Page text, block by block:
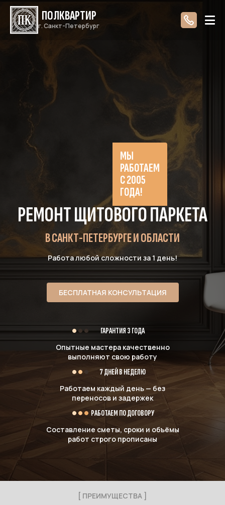
ПОЛКВАРТИР
г. Санкт-Петербург
РЕМОНТ ЩИТОВОГО ПАРКЕТА
В САНКТ-ПЕТЕРБУРГЕ И ОБЛАСТИ
Работа любой сложности за 1 день!
БЕСПЛАТНАЯ КОНСУЛЬТАЦИЯ
МЫ
РАБОТАЕМ
С 2005
ГОДА!
ГАРАНТИЯ 3 ГОДА
Опытные мастера качественно
выполняют свою работу
7 ДНЕЙ В НЕДЕЛЮ
Работаем каждый день — без
переносов и задержек
РАБОТАЕМ ПО ДОГОВОРУ
Составление сметы, сроки и объёмы
работ строго прописаны
[ ПРЕИМУЩЕСТВА ]